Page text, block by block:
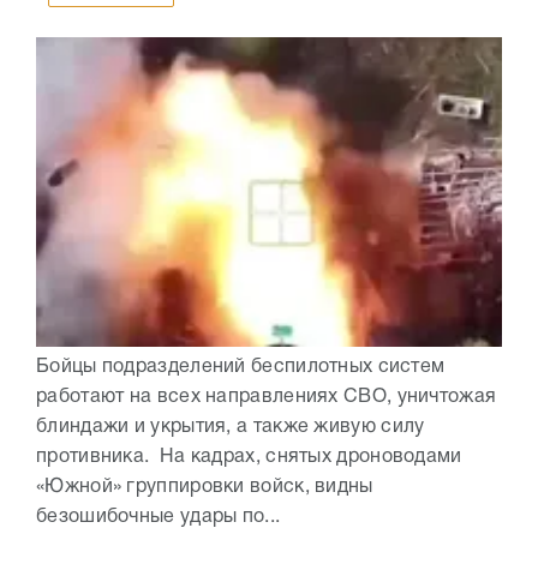
Бойцы подразделений беспилотных систем
работают на всех направлениях СВО, уничтожая
блиндажи и укрытия, а также живую силу
противника. На кадрах, снятых дроноводами
«Южной» группировки войск, видны
безошибочные удары по...